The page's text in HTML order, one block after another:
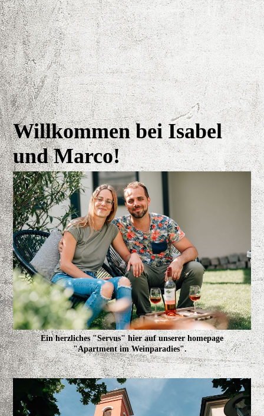
Willkommen bei Isabel
und Marco!
Ein herzliches "Servus" hier auf unserer homepage
"Apartmentim Weinparadies".